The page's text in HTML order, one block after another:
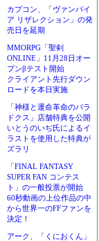
カプコン、「ヴァンパイ
ア リザレクション」の発
売日を延期
MMORPG「聖剣
ONLINE」11月28日オー
プンβテスト開始
クライアント先行ダウン
ロードを本日実施
「神様と運命革命のパラ
ドクス」店舗特典を公開
いとうのいぢ氏によるイ
ラストを使用した特典が
ズラリ
「FINAL FANTASY
SUPER FAN コンテス
ト」の一般投票が開始
60秒動画の上位作品の中
から世界一のFFファンを
決定！
アーク、「くにおくん」